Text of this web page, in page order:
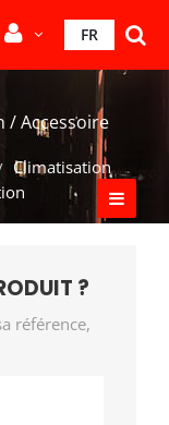
FR
/ Accessoire
Climatisation
?
référence,